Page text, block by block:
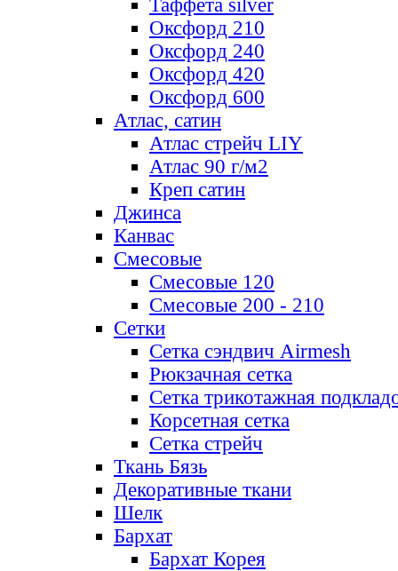
Таффета silver
Оксфорд 210
Оксфорд 240
Оксфорд 420
Оксфорд 600
Атлас, сатин
Атлас стрейч LIY
Атлас 90 г/м2
Креп сатин
Джинса
Канвас
Смесовые
Смесовые 120
Смесовые 200 - 210
Сетки
Сетка сэндвич Airmesh
Рюкзачная сетка
Сетка трикотажная
Корсетная сетка
Сетка стрейч
Ткань Бязь
Декоративные ткани
Шелк
Бархат
Бархат Корея